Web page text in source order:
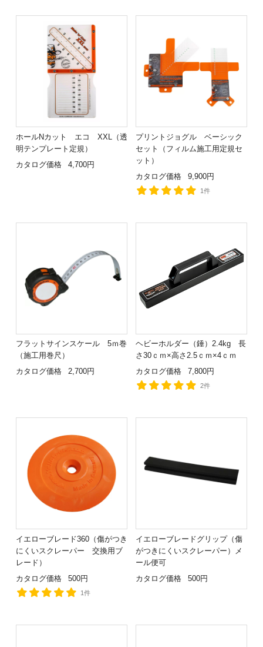
ホールNカット エコ XXL（透
明テンプレート定規）
カタログ価格
4,700円
プリントジョグル ベーシック
セット（フィルム施工用定規セ
ット）
カタログ価格
9,900円
1件
フラットサインスケール 5ｍ巻
（施工用巻尺）
カタログ価格
2,700円
ヘビーホルダー（錘）2.4kg 長
さ30ｃｍ×高さ2.5ｃｍ×4ｃｍ
カタログ価格
7,800円
2件
イエローブレード360（傷がつき
にくいスクレーパー 交換用ブ
レード）
カタログ価格
500円
1件
イエローブレードグリップ（傷
がつきにくいスクレーパー）メ
ール便可
カタログ価格
500円